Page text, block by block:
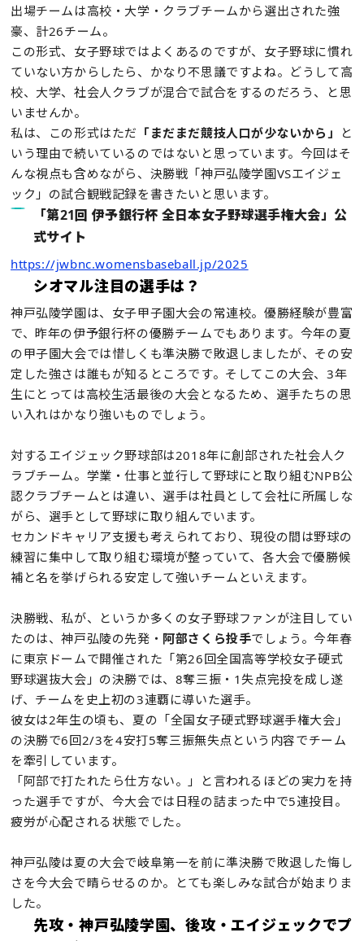
出場チームは高校・大学・クラブチームから選出された強
豪、計26チーム。
この形式、女子野球ではよくあるのですが、女子野球に慣れ
ていない方からしたら、かなり不思議ですよね。どうして高
校、大学、社会人クラブが混合で試合をするのだろう、と思
いませんか。
私は、この形式はただ 「まだまだ競技人口が少ないから」
と
いう理由で続いているのではないと思っています。今回はそ
んな視点も含めながら、決勝戦「神戸弘陵学園VSエイジェ
ック」の試合観戦記録を書きたいと思います。
「第21回 伊予銀行杯 全日本女子野球選手権大会」公
式サイト
https://jwbnc.womensbaseball.jp/2025
シオマル注目の選手は？
神戸弘陵学園は、女子甲子園大会の常連校。優勝経験が豊富
で、昨年の伊予銀行杯の優勝チームでもあります。今年の夏
の甲子園大会では惜しくも準決勝で敗退しましたが、その安
定した強さは誰もが知るところです。そしてこの大会、3年
生にとっては高校生活最後の大会となるため、選手たちの思
い入れはかなり強いものでしょう。
対するエイジェック野球部は2018年に創部された社会人ク
ラブチーム。学業・仕事と並行して野球にと取り組むNPB公
認クラブチームとは違い、選手は社員として会社に所属しな
がら、選手として野球に取り組んでいます。
セカンドキャリア支援も考えられており、現役の間は野球の
練習に集中して取り組む環境が整っていて、各大会で優勝候
補と名を挙げられる安定して強いチームといえます。
決勝戦、私が、というか多くの女子野球ファンが注目してい
たのは、神戸弘陵の先発・ 阿部さくら投手でしょう。今年春
に東京ドームで開催された「第26回全国高等学校女子硬式
野球選抜大会」の決勝では、8奪三振・1失点完投を成し遂
げ、チームを史上初の3連覇に導いた選手。
彼女は2年生の頃も、夏の「全国女子硬式野球選手権大会」
の決勝で6回2/3を4安打5奪三振無失点という内容でチーム
を牽引しています。
「阿部で打たれたら仕方ない。」と言われるほどの実力を持
った選手ですが、今大会では日程の詰まった中で5連投目。
疲労が心配される状態でした。
神戸弘陵は夏の大会で岐阜第一を前に準決勝で敗退した悔し
さを今大会で晴らせるのか。とても楽しみな試合が始まりま
した。
先攻・神戸弘陵学園、後攻・エイジェックでプ